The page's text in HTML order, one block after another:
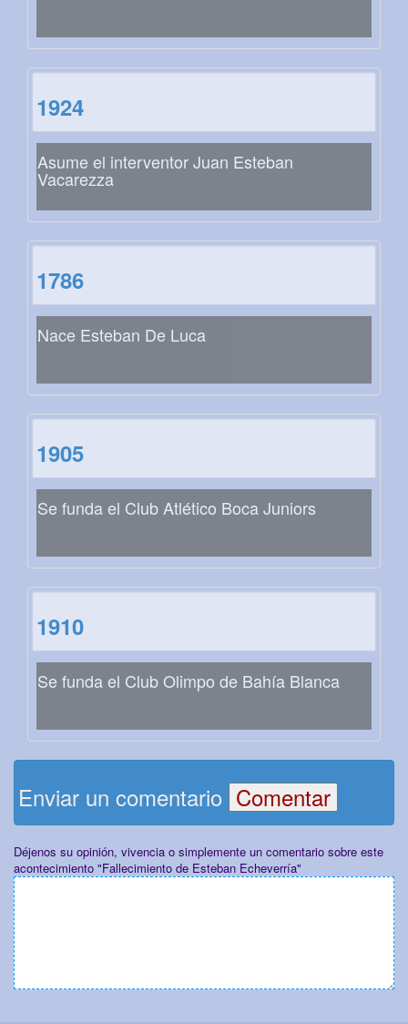
1924
Asume el interventor Juan Esteban
Vacarezza
1786
Nace Esteban De Luca
1905
Se funda el Club Atlético Boca Juniors
1910
Se funda el Club Olimpo de Bahía Blanca
Enviar un comentario
Déjenos su opinión, vivencia o simplemente un comentario sobre este
acontecimiento "Fallecimiento de Esteban Echeverría"